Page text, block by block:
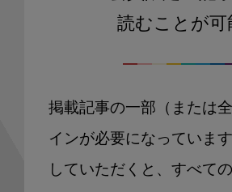
読むことが可
掲載記事の一部（または
インが必要になっていま
していただくと、すべて